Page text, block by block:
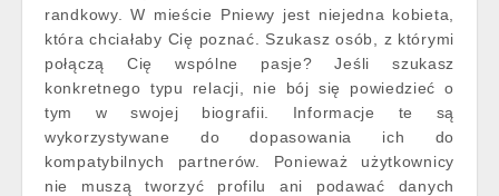
randkowy. W mieście Pniewy jest niejedna kobieta,
która chciałaby Cię poznać. Szukasz osób, z którymi
połączą Cię wspólne pasje? Jeśli szukasz
konkretnego typu relacji, nie bój się powiedzieć o
tym w swojej biografii. Informacje te są
wykorzystywane do dopasowania ich do
kompatybilnych partnerów. Ponieważ użytkownicy
nie muszą tworzyć profilu ani podawać danych